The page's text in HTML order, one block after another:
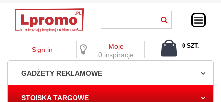
Sign in
Moje
0 inspiracje
0 SZT.
GADŻETY REKLAMOWE
STOISKA TARGOWE